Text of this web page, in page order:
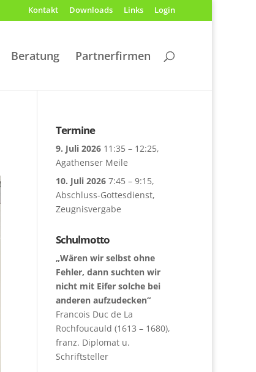
Kontakt Downloads Links Login
Beratung Partnerfirmen
Termine
9. Juli 2026 11:35 – 12:25,
Agathenser Meile
10. Juli 2026 7:45 – 9:15,
Abschluss-Gottesdienst,
Zeugnisvergabe
Schulmotto
„Wären wir selbst ohne
Fehler, dann suchten wir
nicht mit Eifer solche bei
anderen aufzudecken“
Francois Duc de La
Rochfoucauld (1613 – 1680),
franz. Diplomat u.
Schriftsteller